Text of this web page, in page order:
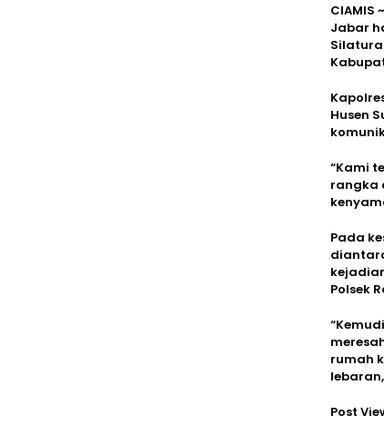
CIAMIS
Jabar
Husen
“Kami
rangka
Pada
Polsek
rumah
Post